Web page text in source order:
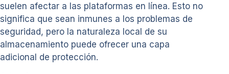
suelen afectar a las plataformas en línea. Esto no
significa que sean inmunes a los problemas de
seguridad, pero la naturaleza local de su
almacenamiento puede ofrecer una capa
adicional de protección.